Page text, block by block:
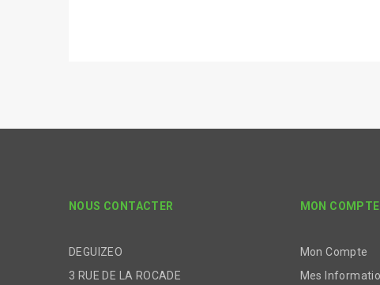
NOUS CONTACTER
DEGUIZEO
3 RUE DE LA ROCADE
MON COMPTE
Mon Compte
Mes